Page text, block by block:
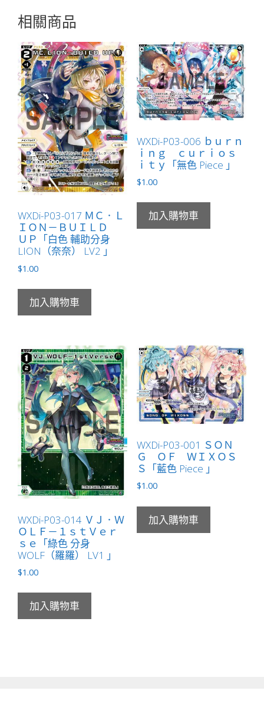
奏
地
獸
LV1
有
LB」
數
量
相關商品
WXDi-P03-017 ＭＣ．Ｌ
ＩＯＮ－ＢＵＩＬＤ
ＵＰ「白色 輔助分身
LION（奈奈） LV2 」
$1.00
加入購物車
WXDi-P03-006 ｂｕｒｎ
ｉｎｇ ｃｕｒｉｏｓ
ｉｔｙ「無色 Piece 」
$1.00
加入購物車
WXDi-P03-014 ＶＪ．Ｗ
ＯＬＦ－１ｓｔＶｅｒ
ｓｅ「綠色 分身
WOLF（羅羅） LV1 」
$1.00
加入購物車
WXDi-P03-001 ＳＯＮ
Ｇ ＯＦ ＷＩＸＯＳ
Ｓ「藍色 Piece 」
$1.00
加入購物車